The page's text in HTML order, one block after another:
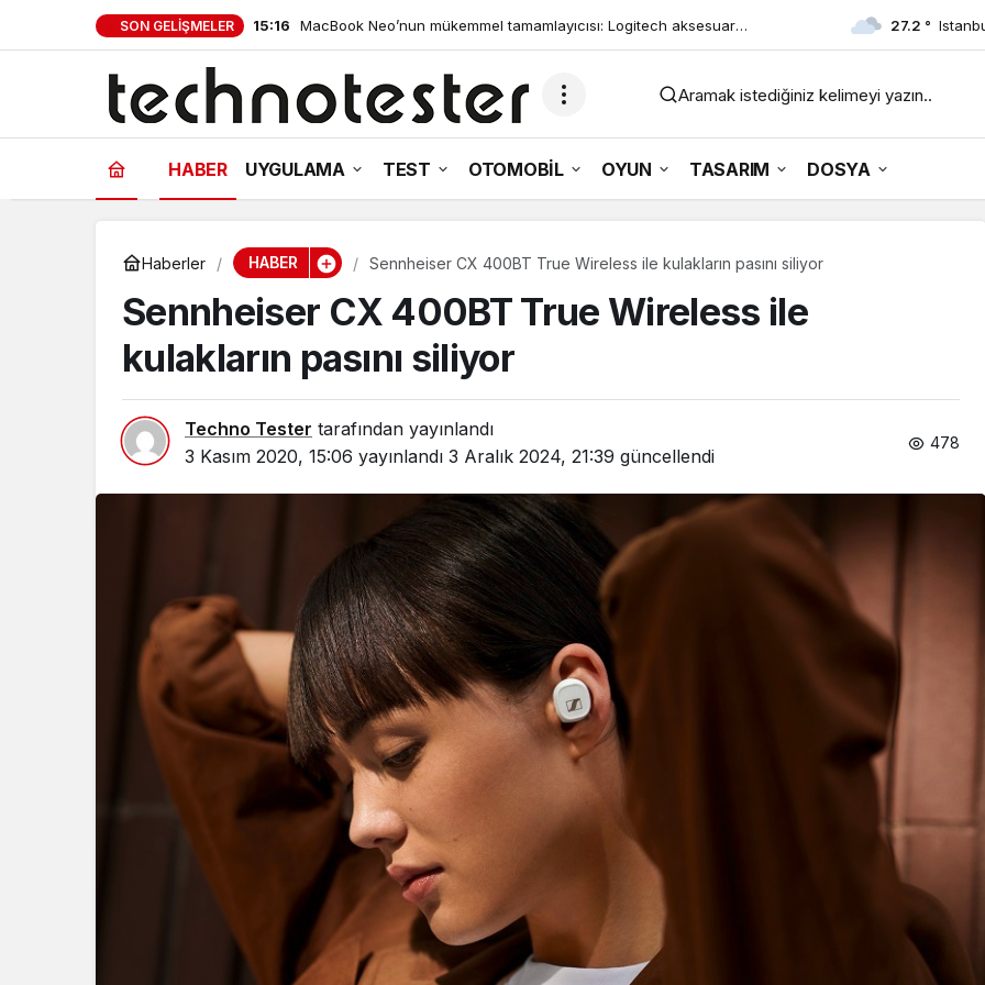
SON GELIŞMELER 15:16 MacBook Neo’nun mükemmel tamamlayıcısı: Logitech aksesuar 27.2 °
Aramak istediğiniz kelimeyi yazın..
HABER UYGULAMA TEST OTOMOBİL OYUN TASARIM DOSYA
Haberler HABER Sennheiser CX 400BT True Wireless ile kulakların pasını siliyor
Sennheiser CX 400BT True Wireless ile
kulakların pasını siliyor
Techno Tester tarafından yayınlandı
3 Kasım 2020, 15:06 yayınlandı 3 Aralık 2024, 21:39 güncellendi
478
Genel
MacBook Neo’nun
mükemmel
tamamlayıcısı: Logitech
aksesuar koleksiyonu
Hyundai Yeni IONIQ 6
Türkiye’de: Elektrikli